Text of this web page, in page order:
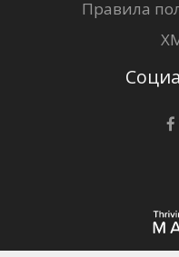
Правила